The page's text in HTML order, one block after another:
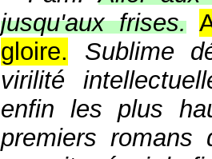
jusqu'aux frises.
gloire.
Sublime
virilité
enfin les plus
premiers romans